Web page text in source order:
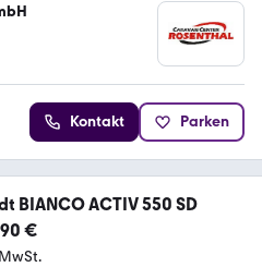
Kontakt Parken
BIANCO ACTIV 550 SD
€